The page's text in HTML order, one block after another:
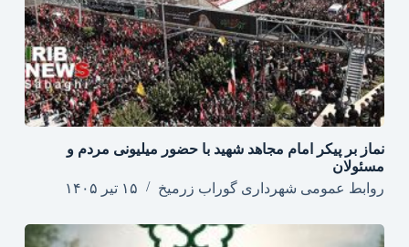
نماز بر پیکر امام مجاهد شهید با حضور میلیونی مردم و
مسئولان
روابط عمومی شهرداری گوراب زرمیخ
۱۵ تیر ۱۴۰۵